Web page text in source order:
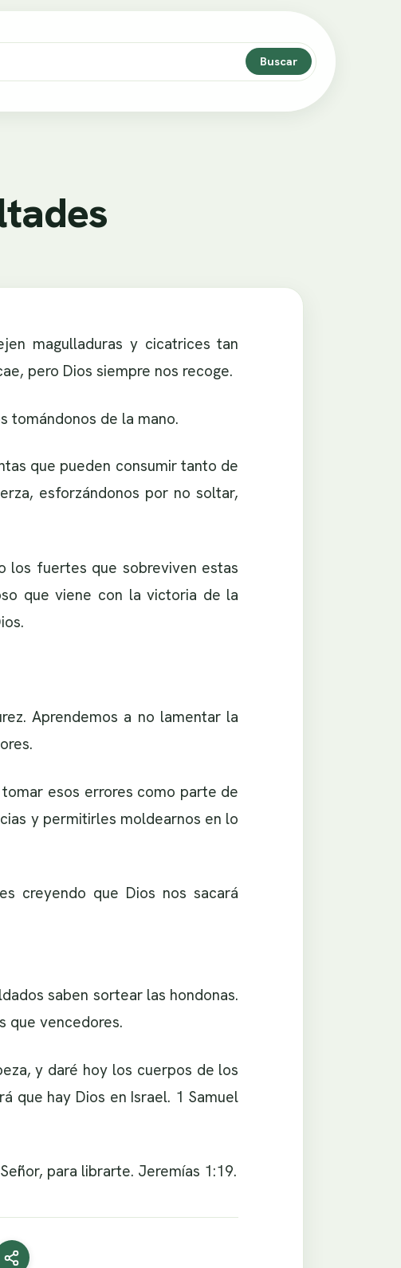
Buscar
magulladuras y cicatrices tan
pero Dios siempre nos recoge.
tomándonos de la mano.
que pueden consumir tanto de
esforzándonos por no soltar,
los fuertes que sobreviven estas
que viene con la victoria de la
Aprendemos a no lamentar la
esos errores como parte de
y permitirles moldearnos en lo
creyendo que Dios nos sacará
saben sortear las hondonas.
que vencedores.
y daré hoy los cuerpos de los
que hay Dios en Israel. 1 Samuel
para librarte. Jeremías 1:19.